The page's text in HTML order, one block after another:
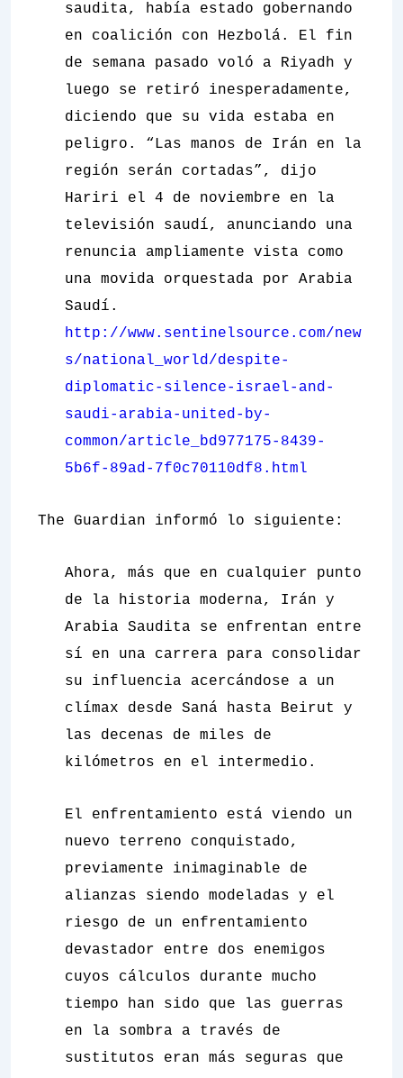
saudita, había estado gobernando
en coalición con Hezbolá. El fin
de semana pasado voló a Riyadh y
luego se retiró inesperadamente,
diciendo que su vida estaba en
peligro. “Las manos de Irán en la
región serán cortadas”, dijo
Hariri el 4 de noviembre en la
televisión saudí, anunciando una
renuncia ampliamente vista como
una movida orquestada por Arabia
Saudí.
http://www.sentinelsource.com/new
s/national_world/despite-
diplomatic-silence-israel-and-
saudi-arabia-united-by-
common/article_bd977175-8439-
5b6f-89ad-7f0c70110df8.html
The Guardian informó lo siguiente:
Ahora, más que en cualquier punto
de la historia moderna, Irán y
Arabia Saudita se enfrentan entre
sí en una carrera para consolidar
su influencia acercándose a un
clímax desde Saná hasta Beirut y
las decenas de miles de
kilómetros en el intermedio.
El enfrentamiento está viendo un
nuevo terreno conquistado,
previamente inimaginable de
alianzas siendo modeladas y el
riesgo de un enfrentamiento
devastador entre dos enemigos
cuyos cálculos durante mucho
tiempo han sido que las guerras
en la sombra a través de
sustitutos eran más seguras que